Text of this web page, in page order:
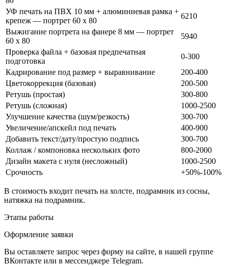
УФ печать на ПВХ 10 мм + алюминиевая рамка +
крепеж — портрет 60 x 80
6210
Выжигание портрета на фанере 8 мм — портрет
60 x 80
5940
Проверка файла + базовая предпечатная
подготовка
0-300
Кадрирование под размер + выравнивание
200-400
Цветокоррекция (базовая)
200-500
Ретушь (простая)
300-800
Ретушь (сложная)
1000-2500
Улучшение качества (шум/резкость)
300-700
Увеличение/апскейл под печать
400-900
Добавить текст/дату/простую подпись
300-700
Коллаж / компоновка нескольких фото
800-2000
Дизайн макета с нуля (несложный)
1000-2500
Срочность
+50%-100%
В стоимость входит печать на холсте, подрамник из сосны,
натяжка на подрамник.
Этапы работы
Оформление заявки
Вы оставляете запрос через форму на сайте, в нашей группе
ВКонтакте или в мессенджере Telegram.